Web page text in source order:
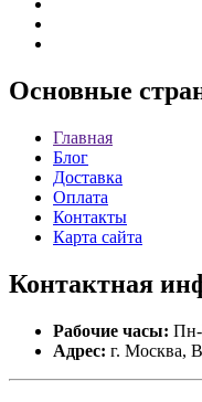
Основные
Главная
Блог
Доставка
Оплата
Контакты
Карта сайта
Контактная
Рабочие часы: Пн-
Адрес: г. Москва,